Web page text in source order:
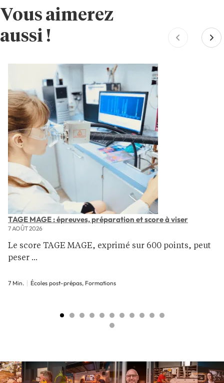
Vous aimerez
aussi !
TAGE MAGE : épreuves, préparation et score à viser
7 AOÛT 2026
Le score TAGE MAGE, exprimé sur 600 points, peut
peser ...
7 Min. Écoles post-prépas, Formations